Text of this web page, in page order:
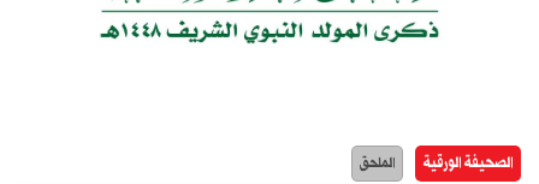
الصحيفة الورقية الملحق